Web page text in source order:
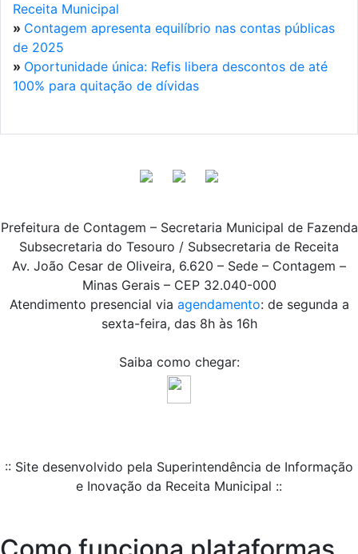
Receita Municipal
» Contagem apresenta equilíbrio nas contas públicas
de 2025
» Oportunidade única: Refis libera descontos de até
100% para quitação de dívidas
Prefeitura de Contagem – Secretaria Municipal de Fazenda
Subsecretaria do Tesouro / Subsecretaria de Receita
Av. João Cesar de Oliveira, 6.620 – Sede – Contagem –
Minas Gerais – CEP 32.040-000
Atendimento presencial via agendamento: de segunda a
sexta-feira, das 8h às 16h
Saiba como chegar:
:: Site desenvolvido pela Superintendência de Informação
e Inovação da Receita Municipal ::